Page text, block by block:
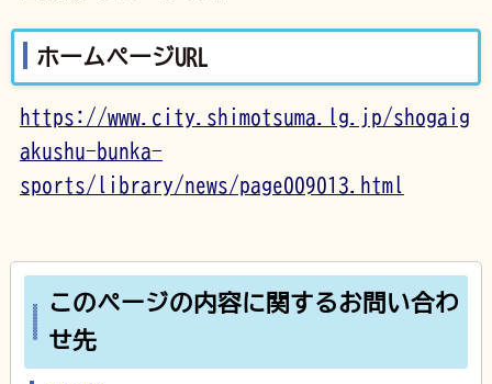
ホームページURL
https://www.city.shimotsuma.lg.jp/shogaig
akushu-bunka-
sports/library/news/page009013.html
このページの内容に関するお問い合わ
せ先